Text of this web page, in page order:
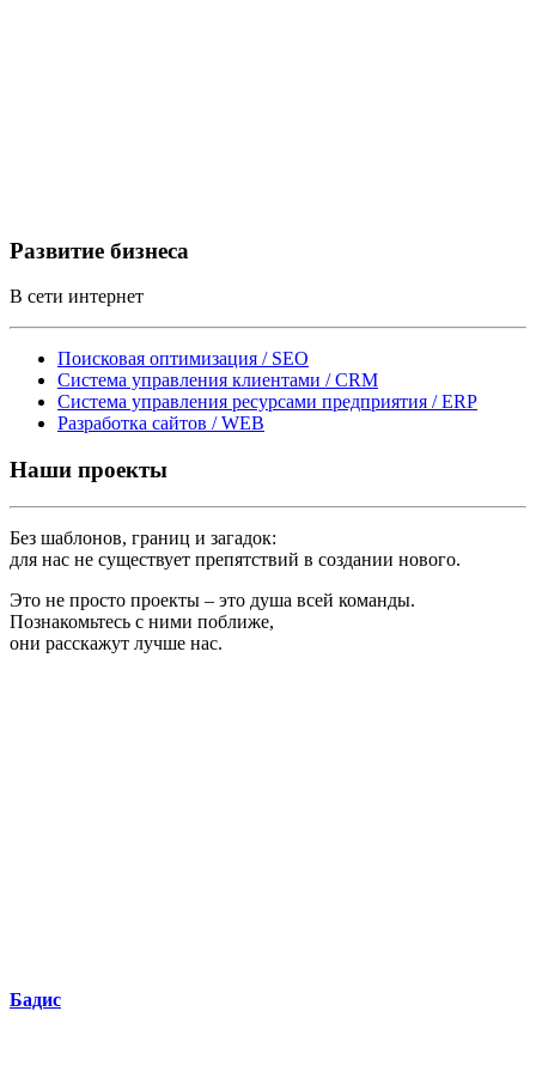
Развитие бизнеса
В сети интернет
Поисковая оптимизация / SEO
Система управления клиентами / CRM
Система управления ресурсами предприятия / ERP
Разработка сайтов / WEB
Наши проекты
Без шаблонов, границ и загадок:
для нас не существует препятствий в создании нового.
Это не просто проекты – это душа всей команды.
Познакомьтесь с ними поближе,
они расскажут лучше нас.
Бадис